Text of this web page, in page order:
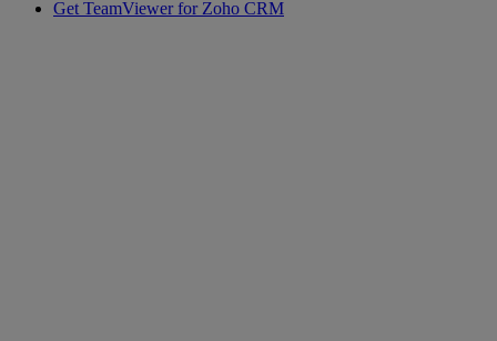
Get TeamViewer for Zoho CRM